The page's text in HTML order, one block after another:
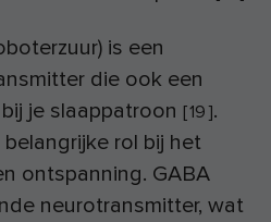
is een
die ook een
je slaappatroon [19 ].
rol bij het
ontspanning. GABA
neurotransmitter, wat